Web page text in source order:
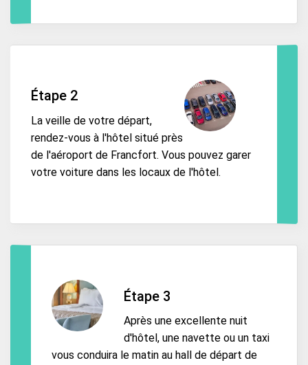
Étape 2
La veille de votre départ,
rendez-vous à l'hôtel situé près
de l'aéroport de Francfort. Vous pouvez garer
votre voiture dans les locaux de l'hôtel.
Étape 3
Après une excellente nuit
d'hôtel, une navette ou un taxi
vous conduira le matin au hall de départ de